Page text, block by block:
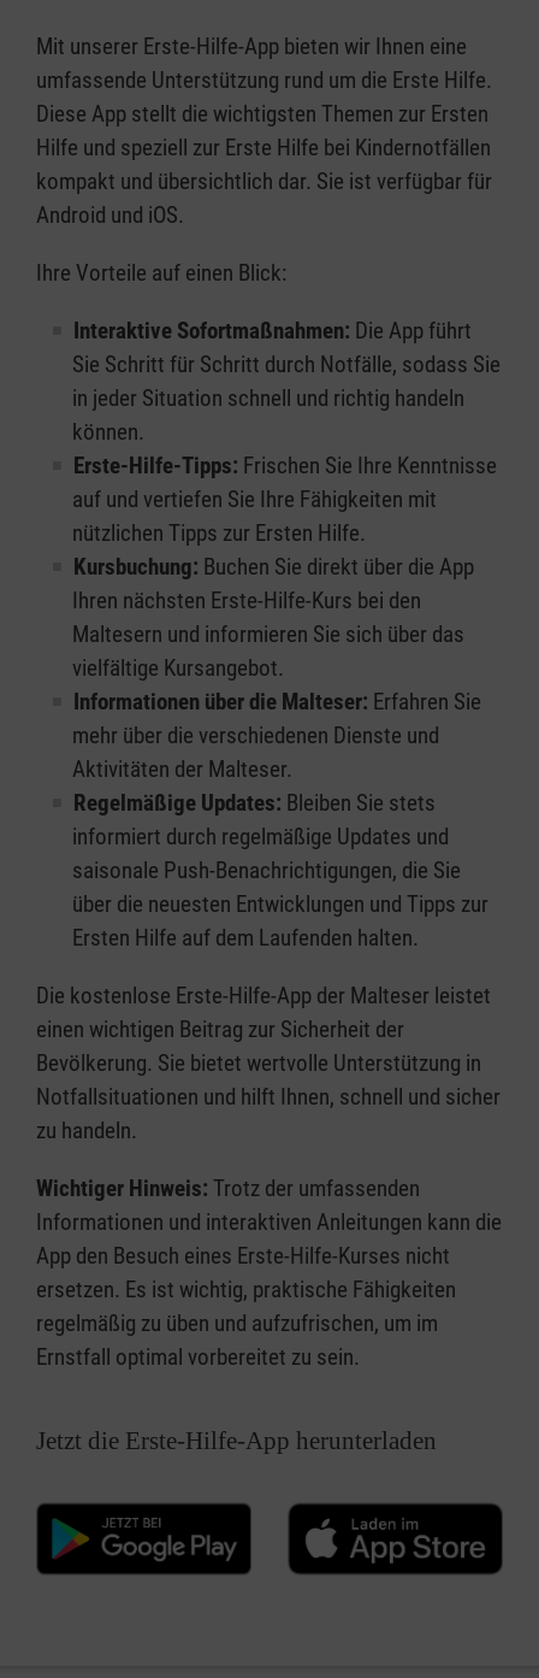
Mit unserer Erste-Hilfe-App bieten wir Ihnen eine
umfassende Unterstützung rund um die Erste Hilfe.
Diese App stellt die wichtigsten Themen zur Ersten
Hilfe und speziell zur Erste Hilfe bei Kindernotfällen
kompakt und übersichtlich dar. Sie ist verfügbar für
Android und iOS.
Ihre Vorteile auf einen Blick:
Interaktive Sofortmaßnahmen: Die App führt
Sie Schritt für Schritt durch Notfälle, sodass Sie
in jeder Situation schnell und richtig handeln
können.
Erste-Hilfe-Tipps: Frischen Sie Ihre Kenntnisse
auf und vertiefen Sie Ihre Fähigkeiten mit
nützlichen Tipps zur Ersten Hilfe.
Kursbuchung: Buchen Sie direkt über die App
Ihren nächsten Erste-Hilfe-Kurs bei den
Maltesern und informieren Sie sich über das
vielfältige Kursangebot.
Informationen über die Malteser: Erfahren Sie
mehr über die verschiedenen Dienste und
Aktivitäten der Malteser.
Regelmäßige Updates: Bleiben Sie stets
informiert durch regelmäßige Updates und
saisonale Push-Benachrichtigungen, die Sie
über die neuesten Entwicklungen und Tipps zur
Ersten Hilfe auf dem Laufenden halten.
Die kostenlose Erste-Hilfe-App der Malteser leistet
einen wichtigen Beitrag zur Sicherheit der
Bevölkerung. Sie bietet wertvolle Unterstützung in
Notfallsituationen und hilft Ihnen, schnell und sicher
zu handeln.
Wichtiger Hinweis: Trotz der umfassenden
Informationen und interaktiven Anleitungen kann die
App den Besuch eines Erste-Hilfe-Kurses nicht
ersetzen. Es ist wichtig, praktische Fähigkeiten
regelmäßig zu üben und aufzufrischen, um im
Ernstfall optimal vorbereitet zu sein.
Jetzt die Erste-Hilfe-App herunterladen